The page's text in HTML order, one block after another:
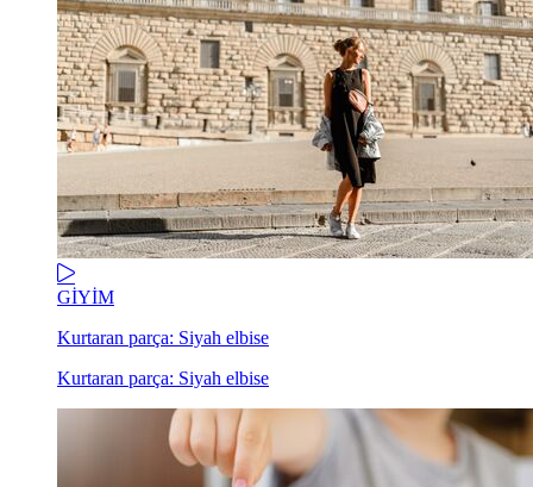
GİYİM
Kurtaran parça: Siyah elbise
Kurtaran parça: Siyah elbise